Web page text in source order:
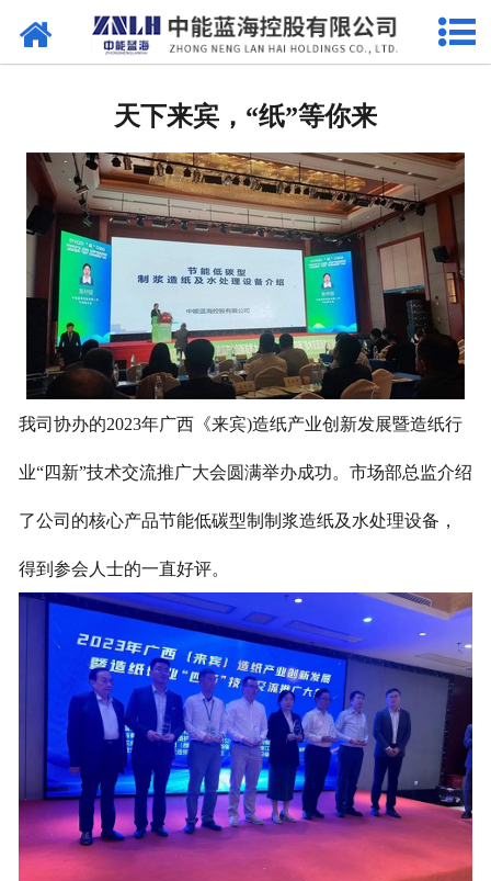
网站首页
资质荣誉
厂房设备
视频中心
新闻中心
联系我们
天下来宾，“纸”等你来
我司协办的2023年广西《来宾)造纸产业创新发展暨造纸行
业“四新”技术交流推广大会圆满举办成功。市场部总监介绍
了公司的核心产品节能低碳型制制浆造纸及水处理设备，
得到参会人士的一直好评。